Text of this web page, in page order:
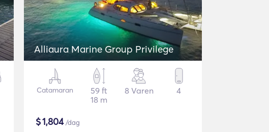
Alliaura Marine Group Privilege
Catamaran
59 ft
18 m
8 Varen 4
$1,804/dag